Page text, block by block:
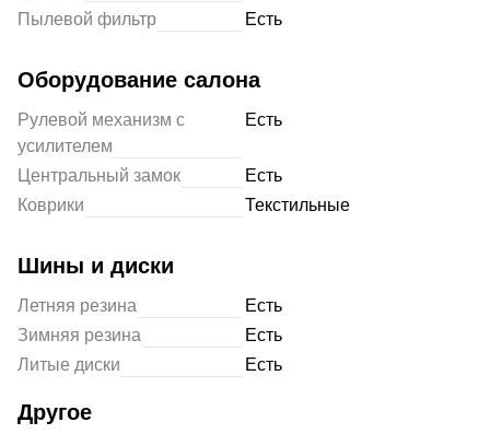
Пылевой фильтр Есть
Оборудование салона
Рулевой механизм с
усилителем
Есть
Центральный замок
Есть
Коврики
Текстильные
Шины и диски
Летняя резина
Есть
Зимняя резина
Есть
Литые диски
Есть
Другое